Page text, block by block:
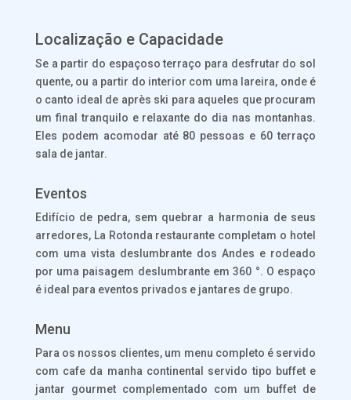
Localização e Capacidade
Se a partir do espaçoso terraço para desfrutar do sol
quente, ou a partir do interior com uma lareira, onde é
o canto ideal de après ski para aqueles que procuram
um final tranquilo e relaxante do dia nas montanhas.
Eles podem acomodar até 80 pessoas e 60 terraço
sala de jantar.
Eventos
Edifício de pedra, sem quebrar a harmonia de seus
arredores, La Rotonda restaurante completam o hotel
com uma vista deslumbrante dos Andes e rodeado
por uma paisagem deslumbrante em 360 °. O espaço
é ideal para eventos privados e jantares de grupo.
Menu
Para os nossos clientes, um menu completo é servido
com cafe da manha continental servido tipo buffet e
jantar gourmet complementado com um buffet de